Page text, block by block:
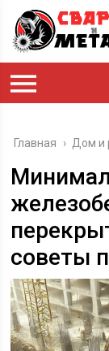
Главная › Дом и
советы